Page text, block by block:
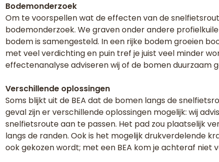
Bodemonderzoek
Om te voorspellen wat de effecten van de
bodemonderzoek. We graven onder andere
bodem is samengesteld. In een rijke bodem groeien
met veel verdichting en puin tref je juist veel minder
effectenanalyse adviseren wij of de bomen duurzaam
Verschillende oplossingen
Soms blijkt uit de BEA dat de bomen langs de
geval zijn er verschillende oplossingen mogelijk: wij
snelfietsroute aan te passen. Het pad zou plaatselijk
langs de randen. Ook is het mogelijk drukverdelende
ook gekozen wordt; met een BEA kom je achteraf niet